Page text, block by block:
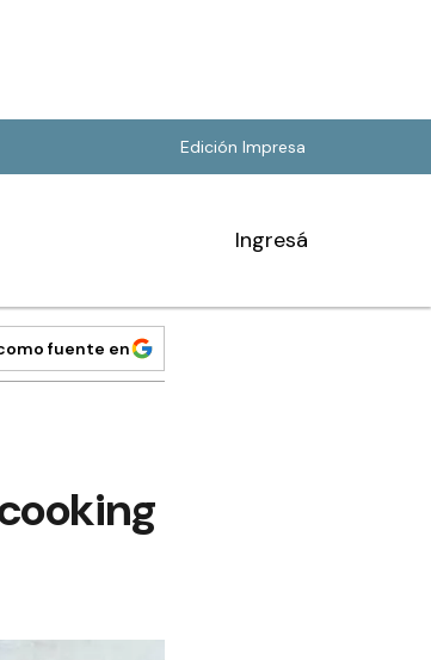
Edición Impresa
Ingresá
fuente en